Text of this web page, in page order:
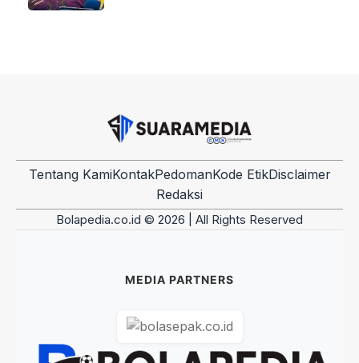
Tentang KamiKontakPedomanKode EtikDisclaimer
Redaksi
Bolapedia.co.id © 2026 | All Rights Reserved
MEDIA PARTNERS